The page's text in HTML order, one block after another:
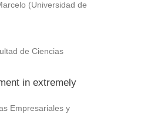
(Universidad de
de Ciencias
in extremely
Empresariales y